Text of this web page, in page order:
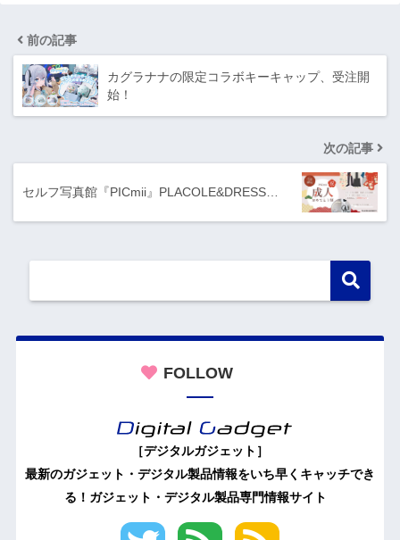
前の記事
カグラナナの限定コラボキーキャップ、受注開
始！
次の記事
セルフ写真館『PICmii』PLACOLE&DRESS…
FOLLOW
［デジタルガジェット］
最新のガジェット・デジタル製品情報をいち早くキャッチでき
る！ガジェット・デジタル製品専門情報サイト